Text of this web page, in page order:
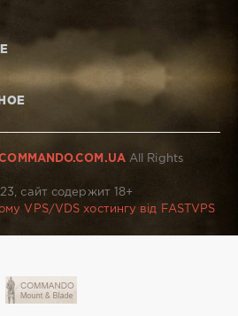
All Rights
сайт содержит 18+
VPS/VDS хостингу від FASTVPS